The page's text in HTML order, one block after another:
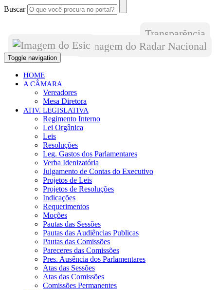
Buscar
Transparência
Toggle navigation
HOME
A CÂMARA
Vereadores
Mesa Diretora
ATIV. LEGISLATIVA
Regimento Interno
Lei Orgânica
Leis
Resoluções
Leg. Gastos dos Parlamentares
Verba Idenizatória
Julgamento de Contas do Executivo
Projetos de Leis
Projetos de Resoluções
Indicações
Requerimentos
Moções
Pautas das Sessões
Pautas das Audiências Publicas
Pautas das Comissões
Pareceres das Comissões
Pres. Ausência dos Parlamentares
Atas das Sessões
Atas das Comissões
Comissões Permanentes